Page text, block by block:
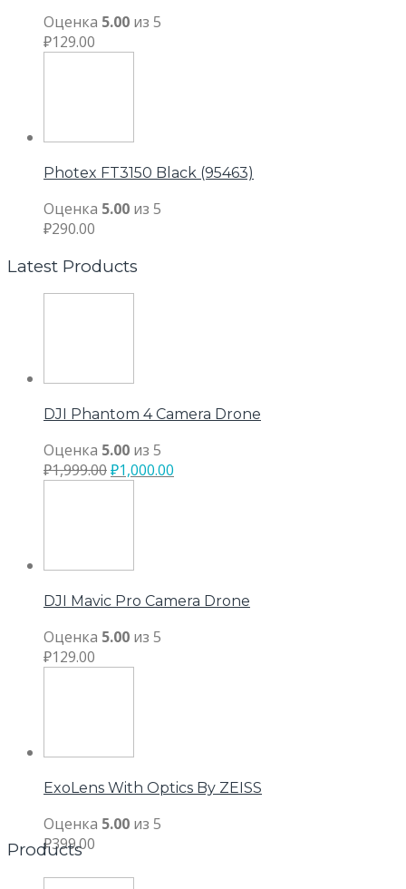
Оценка 5.00 из 5
₽129.00
Photex FT3150 Black (95463)
Оценка 5.00 из 5
₽290.00
Latest Products
DJI Phantom 4 Camera Drone
Оценка 5.00 из 5
₽1,999.00₽1,000.00
DJI Mavic Pro Camera Drone
Оценка 5.00 из 5
₽129.00
ExoLens With Optics By ZEISS
Оценка 5.00 из 5
₽399.00
Products